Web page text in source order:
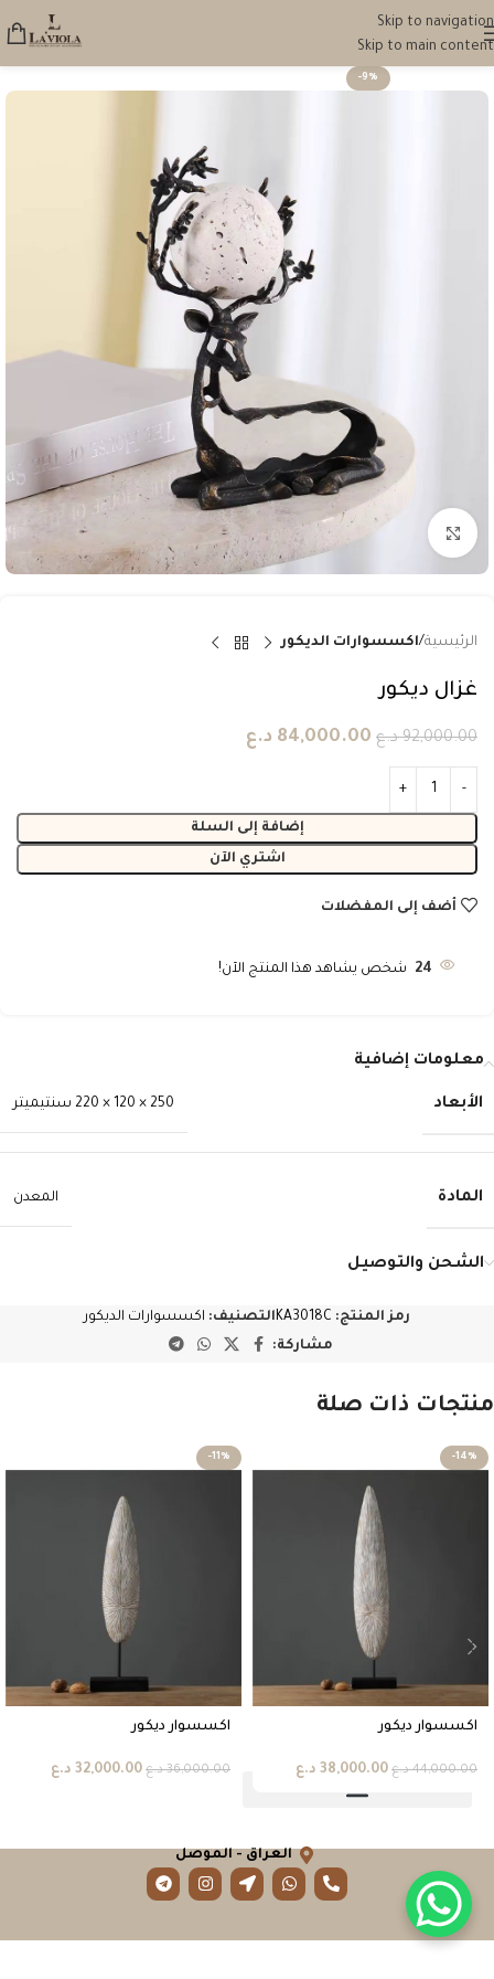
Skip to navigation
Skip to main content
-9%
الرئيسية اكسسوارات الديكور
غزال ديكور
92,000.00 د.ع 84,000.00 د.ع
إضافة إلى السلة
اشتري الآن
أضف إلى المفضلات
24 شخص يشاهد هذا المنتج الآن!
معلومات إضافية
الأبعاد 250 × 120 × 220 سنتيميتر
المادة المعدن
الشحن والتوصيل
رمز المنتج: KA3018Cالتصنيف: اكسسوارات الديكور
مشاركة:
منتجات ذات صلة
-14%
اكسسوار ديكور
44,000.00 د.ع 38,000.00 د.ع
-11%
اكسسوار ديكور
36,000.00 د.ع 32,000.00 د.ع
العراق - الموصل